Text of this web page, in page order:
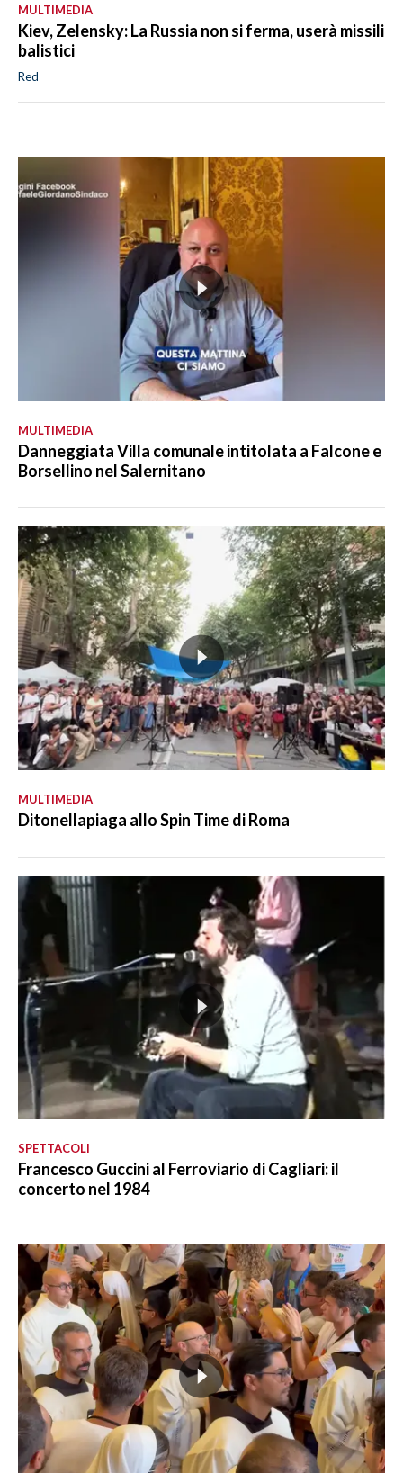
MULTIMEDIA
Kiev, Zelensky: La Russia non si ferma, userà missili
balistici
Red
MULTIMEDIA
Danneggiata Villa comunale intitolata a Falcone e
Borsellino nel Salernitano
MULTIMEDIA
Ditonellapiaga allo Spin Time di Roma
SPETTACOLI
Francesco Guccini al Ferroviario di Cagliari: il
concerto nel 1984